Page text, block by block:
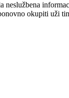
okupiti uži